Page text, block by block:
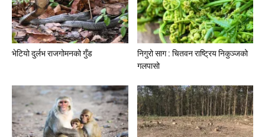
भेटियो दुर्लभ राजगोमनको गुँड
निगुरो साग : चितवन राष्ट्रिय निकुञ्जको
गलपासो